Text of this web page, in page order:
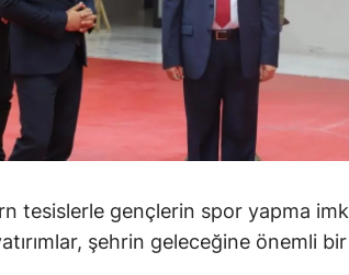
Gümüşhane
Hakkari
Isparta
Mersin
İstanbul
tesislerle gençlerin spor yapma
şehrin geleceğine önemli